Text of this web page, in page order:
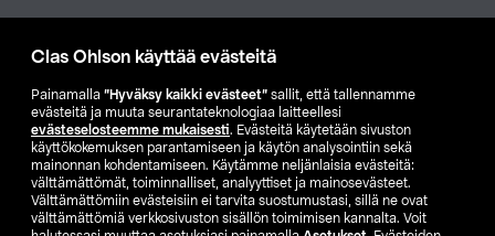
Clas Ohlson käyttää evästeitä
Painamalla ”Hyväksy kaikki evästeet” sallit, että tallennamme
evästeitä ja muuta seurantateknologiaa laitteellesi
evästeselosteemme mukaisesti. Evästeitä käytetään sivuston
käyttökokemuksen parantamiseen ja käytön analysointiin sekä
mainonnan kohdentamiseen. Käytämme neljänlaisia evästeitä:
välttämättömät, toiminnalliset, analyyttiset ja mainosevästeet.
Välttämättömiin evästeisiin ei tarvita suostumustasi, sillä ne ovat
välttämättömiä verkkosivuston sisällön toimimisen kannalta. Voit
Etsi myymälä
SE NO FI
FI SV